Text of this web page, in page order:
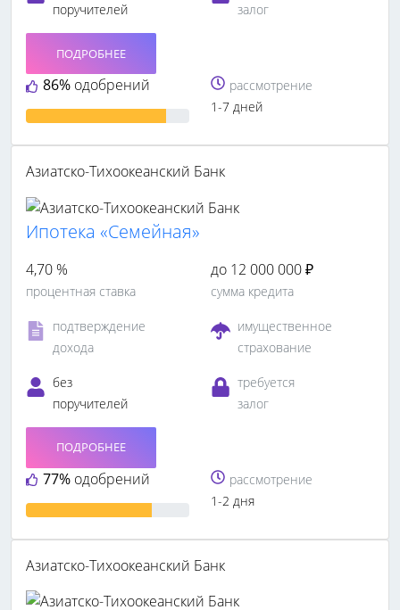
поручителей
залог
86% одобрений
ПОДРОБНЕЕ
рассмотрение
1-7 дней
Азиатско-Тихоокеанский Банк
Ипотека «Семейная»
4,70 %
процентная ставка
до 12 000 000 ₽
сумма кредита
подтверждение
дохода
имущественное
страхование
без
поручителей
требуется
залог
77% одобрений
ПОДРОБНЕЕ
рассмотрение
1-2 дня
Азиатско-Тихоокеанский Банк